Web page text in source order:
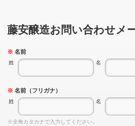
藤安醸造お問い合わせメ
※ 名前
姓 名
※ 名前（フリガナ）
姓 名
※全角カタカナで入力してください。